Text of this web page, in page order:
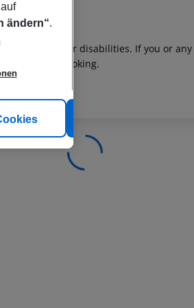
mobility or disabilities. If you or
your booking.
ändern“.